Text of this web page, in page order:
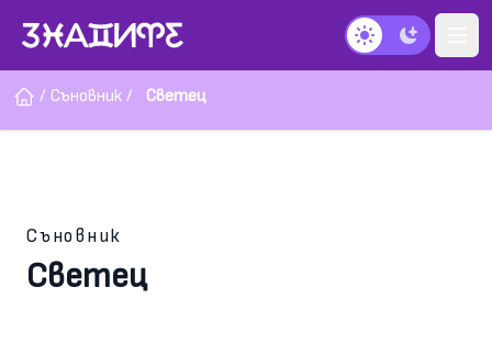
Тъмен режим
/ Съновник / Светец
Съновник
Светец